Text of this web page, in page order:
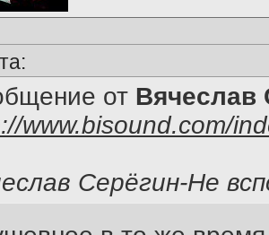
от Вячеслав
www.bisound.com/
Серёгин-Не